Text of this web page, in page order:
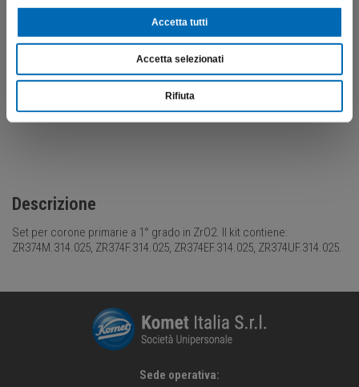
Accetta tutti
Accetta selezionati
Rifiuta
Descrizione
Set per corone primarie a 1° grado in ZrO2. Il kit contiene:
ZR374M.314.025, ZR374F.314.025, ZR374EF.314.025, ZR374UF.314.025.
Sede operativa: